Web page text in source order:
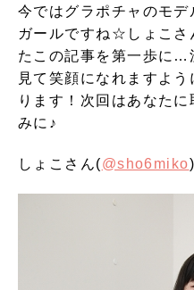
今ではグラポチャのモ
ガールですね☆しょこさ
たこの記事を第一歩に…
見て笑顔になれますよ
ります！次回はあなた
みに♪
しょこさん(@sho6miko)